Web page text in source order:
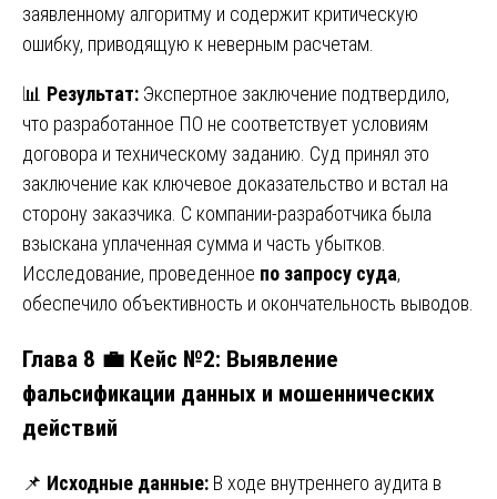
заявленному алгоритму и содержит критическую
ошибку, приводящую к неверным расчетам.
📊 Результат: Экспертное заключение подтвердило,
что разработанное ПО не соответствует условиям
договора и техническому заданию. Суд принял это
заключение как ключевое доказательство и встал на
сторону заказчика. С компании-разработчика была
взыскана уплаченная сумма и часть убытков.
Исследование, проведенное по запросу суда,
обеспечило объективность и окончательность выводов.
Глава 8 💼 Кейс №2: Выявление
фальсификации данных и мошеннических
действий
📌 Исходные данные: В ходе внутреннего аудита в